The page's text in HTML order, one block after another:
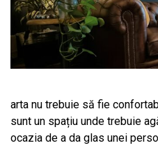
arta nu trebuie să fie
sunt un spațiu unde trebuie
ocazia de a da glas unei